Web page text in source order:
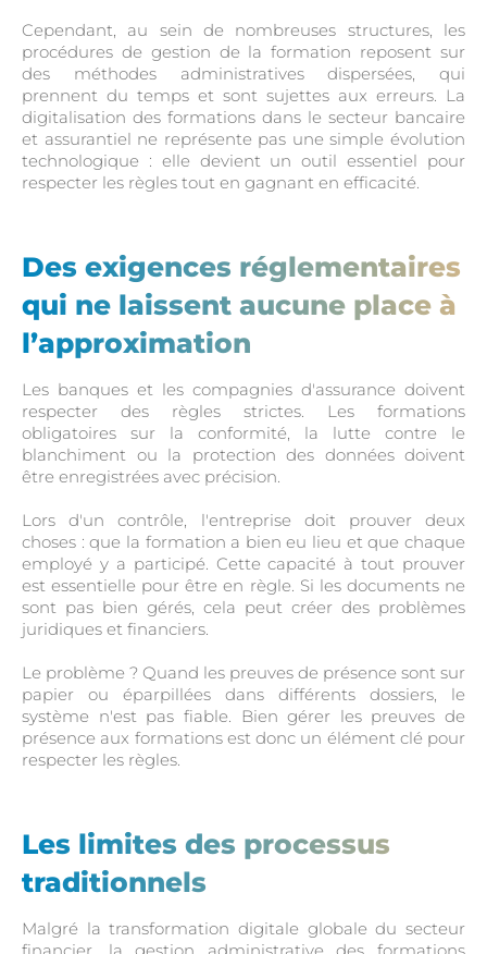
Cependant, au sein de nombreuses structures, les
procédures de gestion de la formation reposent sur
des méthodes administratives dispersées, qui
prennent du temps et sont sujettes aux erreurs. La
digitalisation des formations dans le secteur bancaire
et assurantiel ne représente pas une simple évolution
technologique : elle devient un outil essentiel pour
respecter les règles tout en gagnant en efficacité.
Des exigences réglementaires
qui ne laissent aucune place à
l’approximation
Les banques et les compagnies d'assurance doivent
respecter des règles strictes. Les formations
obligatoires sur la conformité, la lutte contre le
blanchiment ou la protection des données doivent
être enregistrées avec précision.
Lors d'un contrôle, l'entreprise doit prouver deux
choses : que la formation a bien eu lieu et que chaque
employé y a participé. Cette capacité à tout prouver
est essentielle pour être en règle. Si les documents ne
sont pas bien gérés, cela peut créer des problèmes
juridiques et financiers.
Le problème ? Quand les preuves de présence sont sur
papier ou éparpillées dans différents dossiers, le
système n'est pas fiable. Bien gérer les preuves de
présence aux formations est donc un élément clé pour
respecter les règles.
Les limites des processus
traditionnels
Malgré la transformation digitale globale du secteur